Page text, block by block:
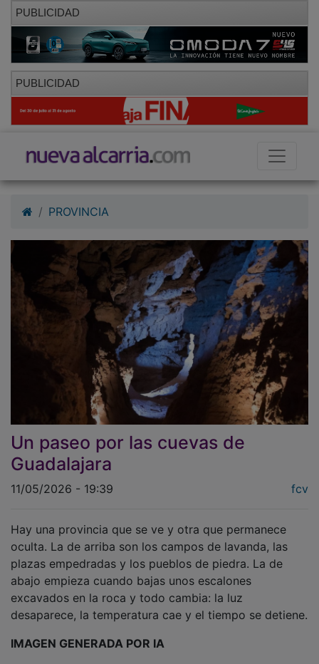
PUBLICIDAD
PUBLICIDAD
PROVINCIA
Un paseo por las cuevas de
Guadalajara
11/05/2026 - 19:39 fcv
Hay una provincia que se ve y otra que permanece
oculta. La de arriba son los campos de lavanda, las
plazas empedradas y los pueblos de piedra. La de
abajo empieza cuando bajas unos escalones
excavados en la roca y todo cambia: la luz
desaparece, la temperatura cae y el tiempo se detiene.
IMAGEN GENERADA POR IA